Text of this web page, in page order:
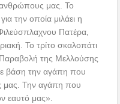
μας. Το
την οποία μιλάει η
Πατέρα,
Το τρίτο σκαλοπάτι
της Μελλούσης
βάση την αγάπη που
μας. Την αγάπη που
εαυτό μας».